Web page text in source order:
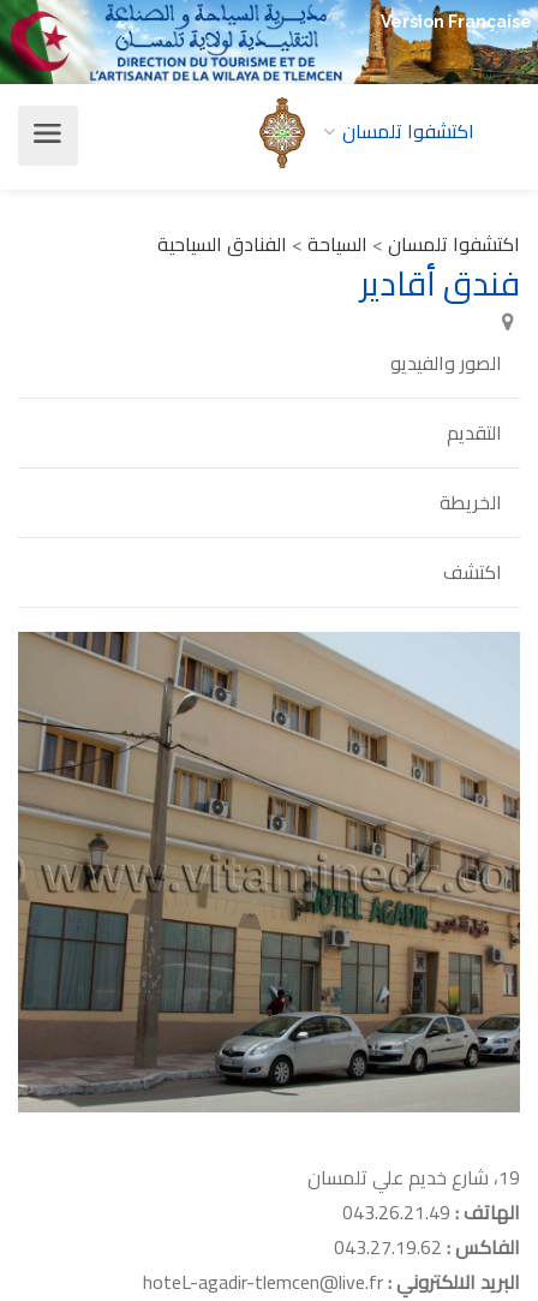
Version Française
اكتشفوا تلمسان
اكتشفوا تلمسان> السياحة> الفنادق السياحية
فندق أقادير
الصور والفيديو
التقديم
الخريطة
اكتشف
19، شارع خديم علي تلمسان
الهاتف :
الفاكس :
البريد الالكتروني :hoteL-agadir-tlemcen@live.fr